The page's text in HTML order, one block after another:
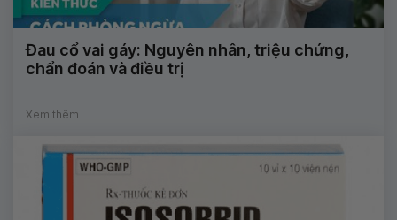
Đau cổ vai gáy: Nguyên nhân, triệu chứng,
chẩn đoán và điều trị
Xem thêm